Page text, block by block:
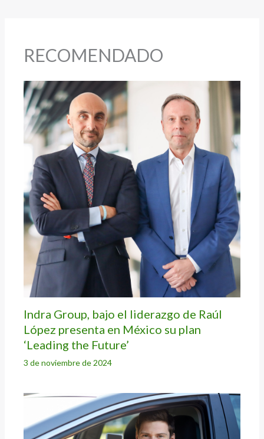
RECOMENDADO
Indra Group, bajo el liderazgo de Raúl
López presenta en México su plan
‘Leading the Future’
3 de noviembre de 2024